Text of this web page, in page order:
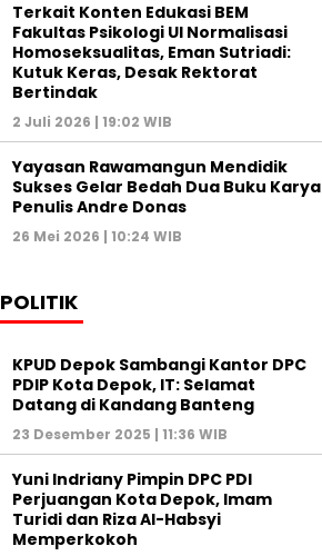
Terkait Konten Edukasi BEM
Fakultas Psikologi UI Normalisasi
Homoseksualitas, Eman Sutriadi:
Kutuk Keras, Desak Rektorat
Bertindak
2 Juli 2026 | 19:02 WIB
Yayasan Rawamangun Mendidik
Sukses Gelar Bedah Dua Buku Karya
Penulis Andre Donas
26 Mei 2026 | 10:24 WIB
POLITIK
KPUD Depok Sambangi Kantor DPC
PDIP Kota Depok, IT: Selamat
Datang di Kandang Banteng
23 Desember 2025 | 11:36 WIB
Yuni Indriany Pimpin DPC PDI
Perjuangan Kota Depok, Imam
Turidi dan Riza Al-Habsyi
Memperkokoh